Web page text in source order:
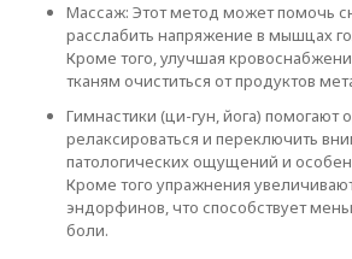
Массаж: Этот метод может помочь
расслабить напряжение в мышцах
Кроме того, улучшая
тканям очиститься от продуктов
Гимнастики (ци-гун, йога) помогают
релаксироваться и переключить
патологических ощущений и
Кроме того упражнения
эндорфинов, что способствует
боли.